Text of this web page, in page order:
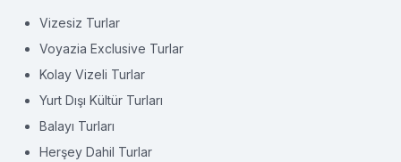
Vizesiz Turlar
Voyazia Exclusive Turlar
Kolay Vizeli Turlar
Yurt Dışı Kültür Turları
Balayı Turları
Herşey Dahil Turlar